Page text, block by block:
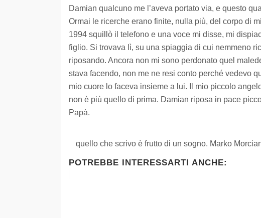
Damian qualcuno me l’aveva portato via, e questo
Ormai le ricerche erano finite, nulla più, del corpo di
1994 squillò il telefono e una voce mi disse, mi
figlio. Si trovava lì, su una spiaggia di cui nemmeno
riposando. Ancora non mi sono perdonato quel
stava facendo, non me ne resi conto perché vedevo
mio cuore lo faceva insieme a lui. Il mio piccolo
non è più quello di prima. Damian riposa in pace
Papà.
quello che scrivo è frutto di un sogno. Marko
POTREBBE INTERESSARTI ANCHE: